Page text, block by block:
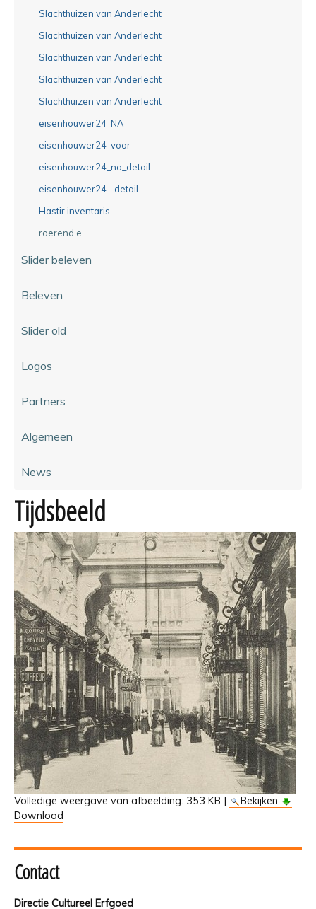
Slachthuizen van Anderlecht
Slachthuizen van Anderlecht
Slachthuizen van Anderlecht
Slachthuizen van Anderlecht
Slachthuizen van Anderlecht
eisenhouwer24_NA
eisenhouwer24_voor
eisenhouwer24_na_detail
eisenhouwer24 - detail
Hastir inventaris
roerend e.
Slider beleven
Beleven
Slider old
Logos
Partners
Algemeen
News
Tijdsbeeld
Volledige weergave van afbeelding: 353 KB |
Bekijken
Download
Contact
Directie Cultureel Erfgoed